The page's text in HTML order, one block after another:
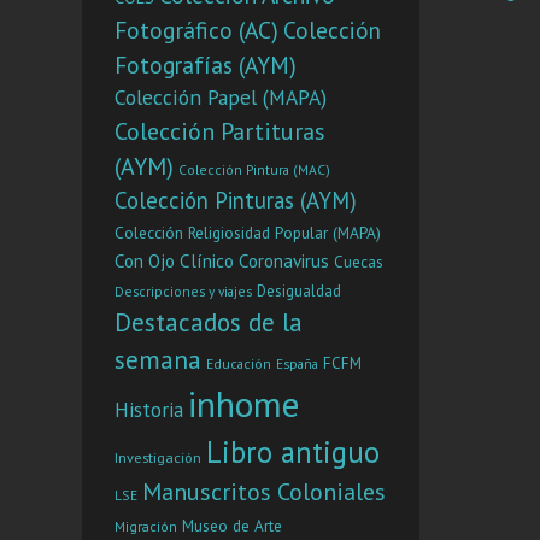
Fotográfico (AC) Colección
Fotografías (AYM)
Colección Papel (MAPA)
Colección Partituras
(AYM) Colección Pintura (MAC)
Colección Pinturas (AYM)
Colección Religiosidad Popular (MAPA)
Con Ojo Clínico Coronavirus Cuecas
Descripciones y viajes Desigualdad
Destacados de la
semana Educación España FCFM
Historia inhome
Investigación Libro antiguo
LSE Manuscritos Coloniales
Migración Museo de Arte